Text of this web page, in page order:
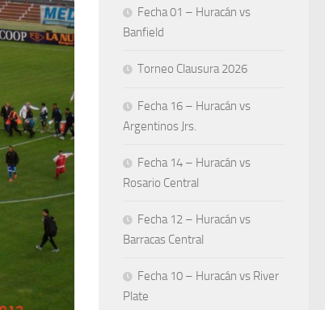
Fecha 01 – Huracán vs
Banfield
Torneo Clausura 2026
Fecha 16 – Huracán vs
Argentinos Jrs.
Fecha 14 – Huracán vs
Rosario Central
Fecha 12 – Huracán vs
Barracas Central
Fecha 10 – Huracán vs River
Plate